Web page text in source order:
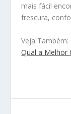
mais fácil
frescura,
Veja Também:
Qual a Melhor